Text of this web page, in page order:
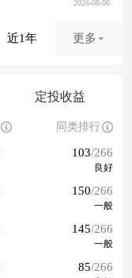
近1年 更多
定投收益
同类排行
103/266
良好
150/266
一般
145/266
一般
85/266